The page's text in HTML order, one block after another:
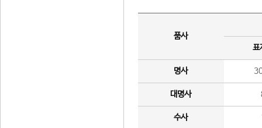
품사
표
명사
대명사
수사